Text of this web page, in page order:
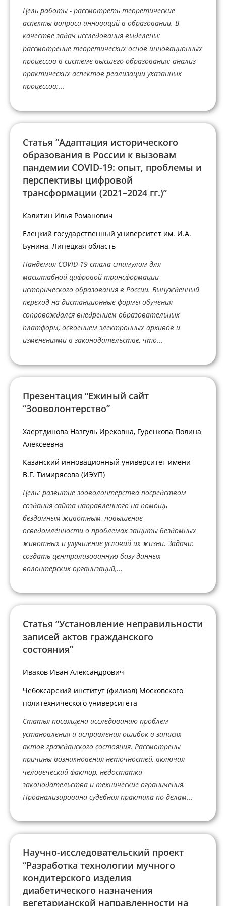
Цель работы - рассмотреть теоретические
аспекты вопроса инноваций в образовании. В
качестве задач исследования выделены:
рассмотрение теоретических основ инновационных
процессов в системе высшего образования; анализ
практических аспектов реализации указанных
процессов;...
Статья “Адаптация исторического
образования в России к вызовам
пандемии COVID-19: опыт, проблемы и
перспективы цифровой
трансформации (2021–2024 гг.)”
Калитин Илья Романович
Елецкий государственный университет им. И.А.
Бунина, Липецкая область
Пандемия COVID-19 стала стимулом для
масштабной цифровой трансформации
исторического образования в России. Вынужденный
переход на дистанционные формы обучения
сопровождался внедрением образовательных
платформ, освоением электронных архивов и
изменениями в законодательстве, что...
Презентация “Ежиный сайт
“Зооволонтерство”
Хаертдинова Назгуль Ирековна, Гуренкова Полина
Алексеевна
Казанский инновационный университет имени
В.Г. Тимирясова (ИЭУП)
Цель: развитие зооволонтерства посредством
создания сайта направленного на помощь
бездомным животным, повышение
осведомлённости о проблемах защиты бездомных
животных и улучшение условий их жизни. Задачи:
создать централизованную базу данных
волонтерских организаций,...
Статья “Установление неправильности
записей актов гражданского
состояния”
Иваков Иван Александрович
Чебоксарский институт (филиал) Московского
политехнического университета
Статья посвящена исследованию проблем
установления и исправления ошибок в записях
актов гражданского состояния. Рассмотрены
причины возникновения неточностей, включая
человеческий фактор, недостатки
законодательства и технические ограничения.
Проанализирована судебная практика по делам...
Научно-исследовательский проект
“Разработка технологии мучного
кондитерского изделия
диабетического назначения
вегетарианской направленности на